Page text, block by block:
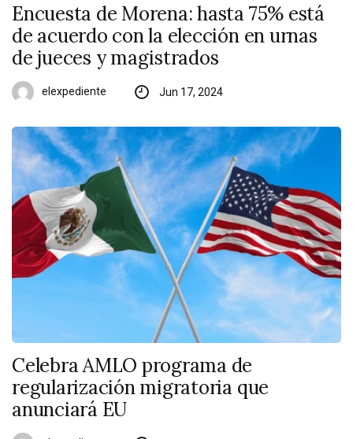
Encuesta de Morena: hasta 75% está
de acuerdo con la elección en urnas
de jueces y magistrados
elexpediente Jun 17, 2024
Celebra AMLO programa de
regularización migratoria que
anunciará EU